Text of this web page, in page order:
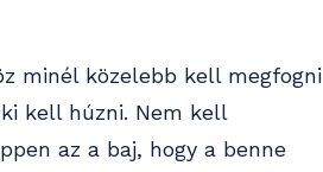
minél közelebb kell megfogni
kell húzni. Nem kell
az a baj, hogy a benne